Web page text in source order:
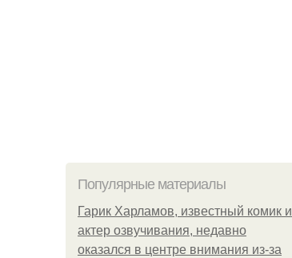
Популярные материалы
Гарик Харламов, известный комик и
актер озвучивания, недавно
оказался в центре внимания из-за